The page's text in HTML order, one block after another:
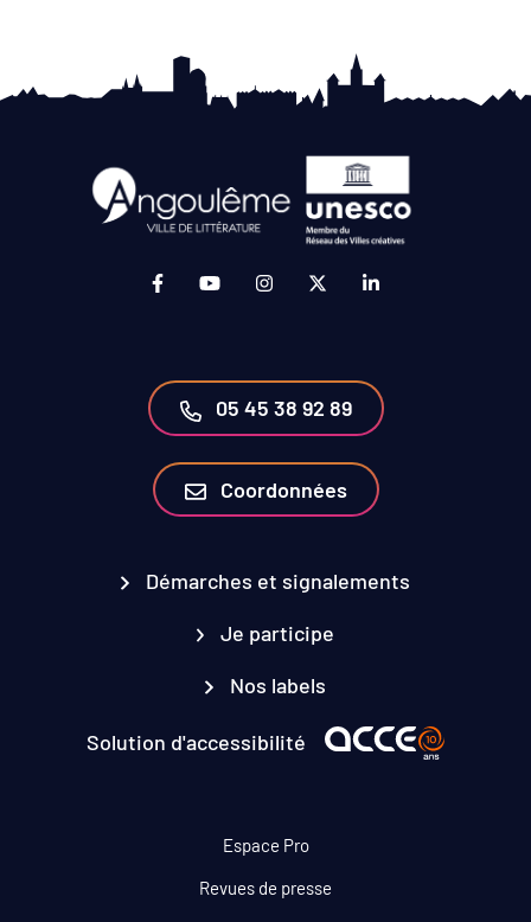
Lien vers le compte Facebook (ouverture
Lien vers la chaîne Youtube
Lien vers le compte
Lien vers le compte
Lien vers le
05 45 38 92 89
Coordonnées
Démarches et signalements
Je participe
Nos labels
Solution d'accessibilité
Espace Pro
Revues de presse